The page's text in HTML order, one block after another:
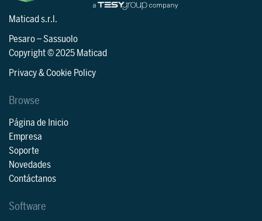
Maticad s.r.l.
Pesaro–Sassuolo
Copyright © 2025 Maticad
Privacy & Cookie Policy
Browse
Página de Inicio
Empresa
Soporte
Novedades
Contáctanos
Software